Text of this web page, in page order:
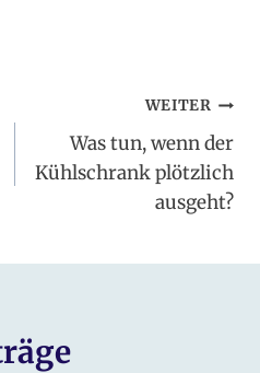
WEITER
Was tun, wenn der
Kühlschrank plötzlich
ausgeht?